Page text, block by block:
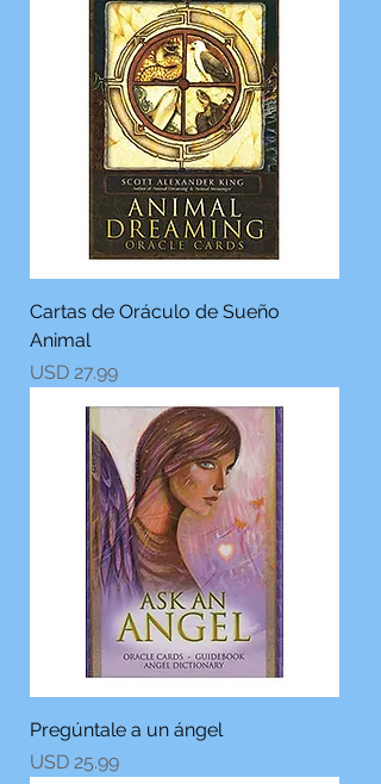
Cartas de Oráculo de Sueño
Animal
Precio
USD 27.99
Pregúntale a un ángel
Precio
USD 25.99